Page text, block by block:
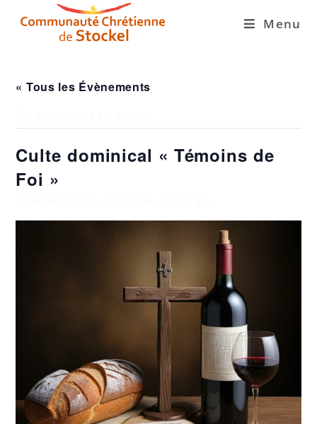
Menu
« Tous les Évènements
Culte dominical « Témoins de
Foi »